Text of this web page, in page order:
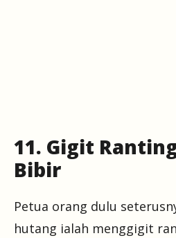
11. Gigit
Bibir
Petua orang dulu
hutang ialah menggigit